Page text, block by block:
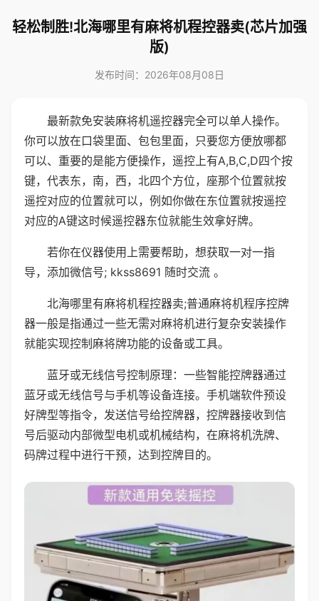
轻松制胜!北海哪里有麻将机程控器卖(芯片加强
版)
发布时间：2026年08月08日
最新款免安装麻将机遥控器完全可以单人操作。
你可以放在口袋里面、包包里面，只要您方便放哪都
可以、重要的是能方便操作，遥控上有A,B,C,D四个按
键，代表东，南，西，北四个方位，座那个位置就按
遥控对应的位置就可以，例如你做在东位置就按遥控
对应的A键这时候遥控器东位就能生效拿好牌。
若你在仪器使用上需要帮助，想获取一对一指
导，添加微信号; kkss8691 随时交流 。
北海哪里有麻将机程控器卖;普通麻将机程序控牌
器一般是指通过一些无需对麻将机进行复杂安装操作
就能实现控制麻将牌功能的设备或工具。
蓝牙或无线信号控制原理：一些智能控牌器通过
蓝牙或无线信号与手机等设备连接。手机端软件预设
好牌型等指令，发送信号给控牌器，控牌器接收到信
号后驱动内部微型电机或机械结构，在麻将机洗牌、
码牌过程中进行干预，达到控牌目的。